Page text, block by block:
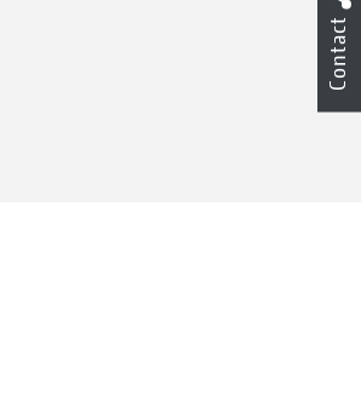
Contact